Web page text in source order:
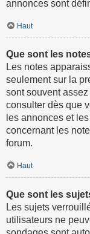
annonces sont
Haut
Que sont les
Les notes
seulement sur la
sont souvent
consulter dès que
les annonces et
concernant les
forum.
Haut
Que sont les
Les sujets
utilisateurs ne